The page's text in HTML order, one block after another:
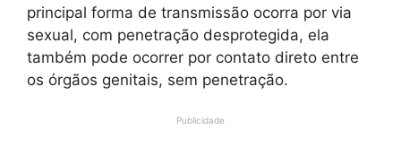
principal forma de transmissão ocorra por via
sexual, com penetração desprotegida, ela
também pode ocorrer por contato direto entre
os órgãos genitais, sem penetração.
Publicidade